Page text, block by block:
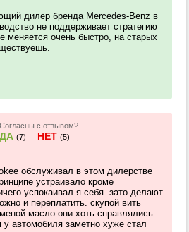
дилер бренда Mercedes-Benz в
не поддерживает стратегию
меняется очень быстро, на старых
Согласны с отзывом?
ДА (7) НЕТ (5)
обслуживал в этом дилерстве
устраивало кроме
успокаивал я себя. зато делают
и переплатить. скупой вить
масло они хоть справлялись
автомобиля заметно хуже стал